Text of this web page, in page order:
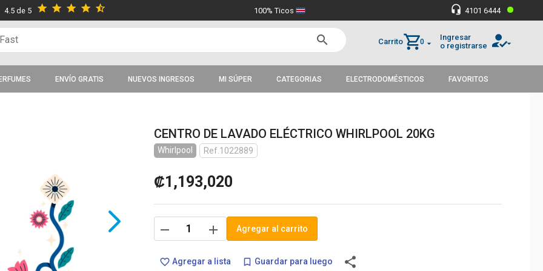
4.5 de 5 star star star star star_half 100% Ticos headset_mic 4101 6444 •
search Carritoshopping_cart0 arrow_drop_down
Ingresar
o registrarse how_to_reg
arrow_drop_down
ENVÍO GRATIS NUEVOS INGRESOS MI SÚPER CATEGORIAS ELECTRODOMÉSTICOS FAVORITOS
CENTRO DE LAVADO ELÉCTRICO WHIRLPOOL 20KG
Whirlpool Ref.1022889
₡1,193,020
remove add Agregar al carrito
favorite_border Agregar a lista bookmark_border Guardar para luego share